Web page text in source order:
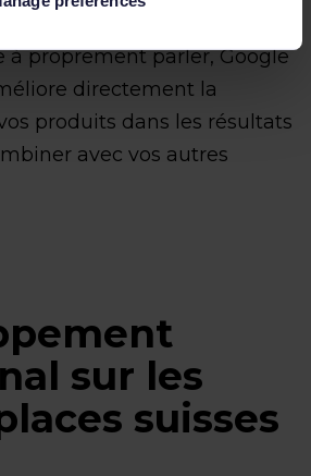
à proprement parler, Google
directement la
produits dans les résultats
avec vos autres
sur les
suisses